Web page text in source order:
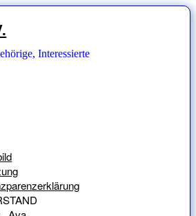
Interessierte